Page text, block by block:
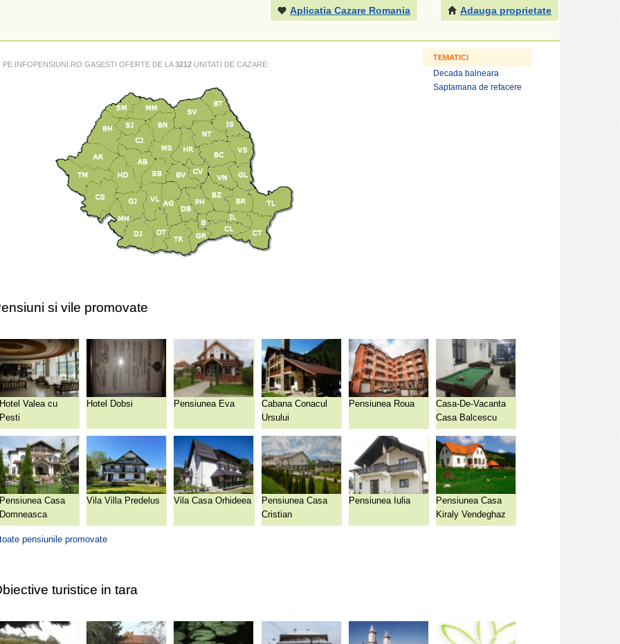
Adauga proprietate
Aplicatia Cazare Romania
PE INFOPENSIUNI.RO GASESTI OFERTE DE LA3212 UNITATI DE CAZARE:
TEMATICI
Decada balneara
Saptamana de refacere
si vile promovate
Hotel Valea cu
Pesti
Hotel Dobsi Pensiunea Eva
Cabana Conacul
Ursului
Pensiunea Roua
Casa-De-Vacanta
Casa Balcescu
Pensiunea Casa
Domneasca
Vila Villa Predelus Vila Casa Orhideea
Pensiunea Casa
Cristian
Pensiunea Iulia
Pensiunea Casa
Kiraly Vendeghaz
toate pensiunile promovate
turistice in tara